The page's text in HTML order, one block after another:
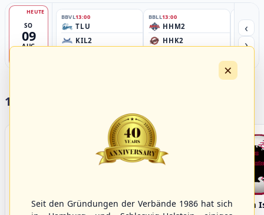
SO
09
AUG
HEUTE
BBVL13:00
TLU
KIL2
BBLL13:00
HHM2
HHK2
Ballpark
‹
›
17 Vereine im S/HBV
Bargenstedt
Elmshorn Alligators Fehmarn
×
Seit den Gründungen der Verbände 1986 hat sich